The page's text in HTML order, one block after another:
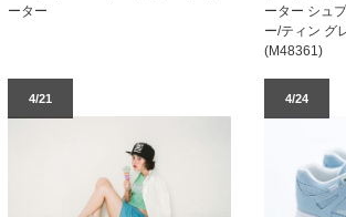
ーター
ーター シュ
ー/ティン グ
(M48361)
4/21 4/24